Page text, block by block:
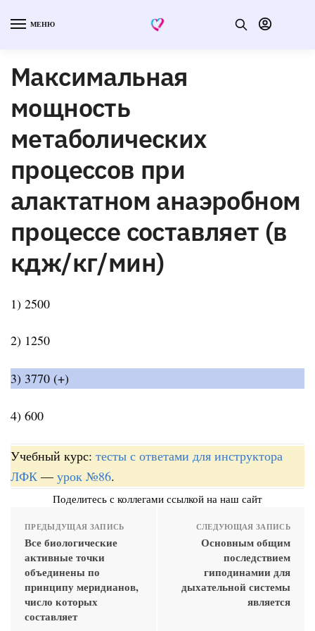
МЕНЮ
Максимальная
мощность
метаболических
процессов при
алактатном анаэробном
процессе составляет (в
кдж/кг/мин)
1) 2500
2) 1250
3) 3770 (+)
4) 600
Учебный курс: тесты с ответами для инструктора
ЛФК — урок №86.
Поделитесь с коллегами ссылкой на наш сайт
ПРЕДЫДУЩАЯ ЗАПИСЬ
Все биологические
активные точки
объединены по
принципу меридианов,
число которых
составляет
СЛЕДУЮЩАЯ ЗАПИСЬ
Основным общим
последствием
гиподинамии для
дыхательной системы
является